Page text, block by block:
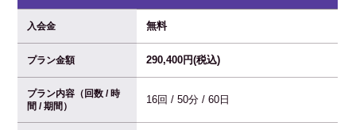
入会金 無料
プラン金額 290,400円(税込)
プラン内容（回数 / 時
間 / 期間）
16回 / 50分 / 60日